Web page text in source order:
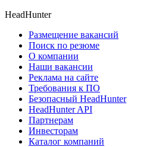
HeadHunter
Размещение вакансий
Поиск по резюме
О компании
Наши вакансии
Реклама на сайте
Требования к ПО
Безопасный HeadHunter
HeadHunter API
Партнерам
Инвесторам
Каталог компаний